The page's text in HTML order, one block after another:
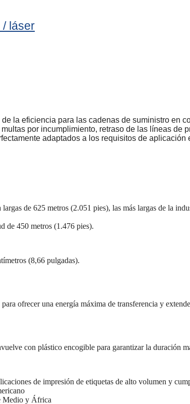
/ láser
la eficiencia para las cadenas de suministro en
por incumplimiento, retraso de las líneas de
adaptados a los requisitos de
de 625 metros (2.051 pies), las más largas de la
de 450 metros (1.476 pies).
(8,66 pulgadas).
ofrecer una energía máxima de transferencia y
con plástico encogible para garantizar la duración
de impresión de etiquetas de alto volumen y
Medio y África